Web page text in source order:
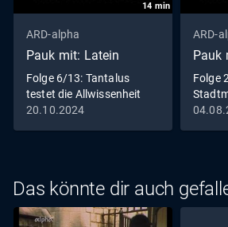
14 min
ARD-alpha
Pauk mit: Latein
Folge 6/13: Tantalus
testet die Allwissenheit
der Götter
20.10.2024
ARD-
Pauk
Folge
Türme
Das könnte dir auch